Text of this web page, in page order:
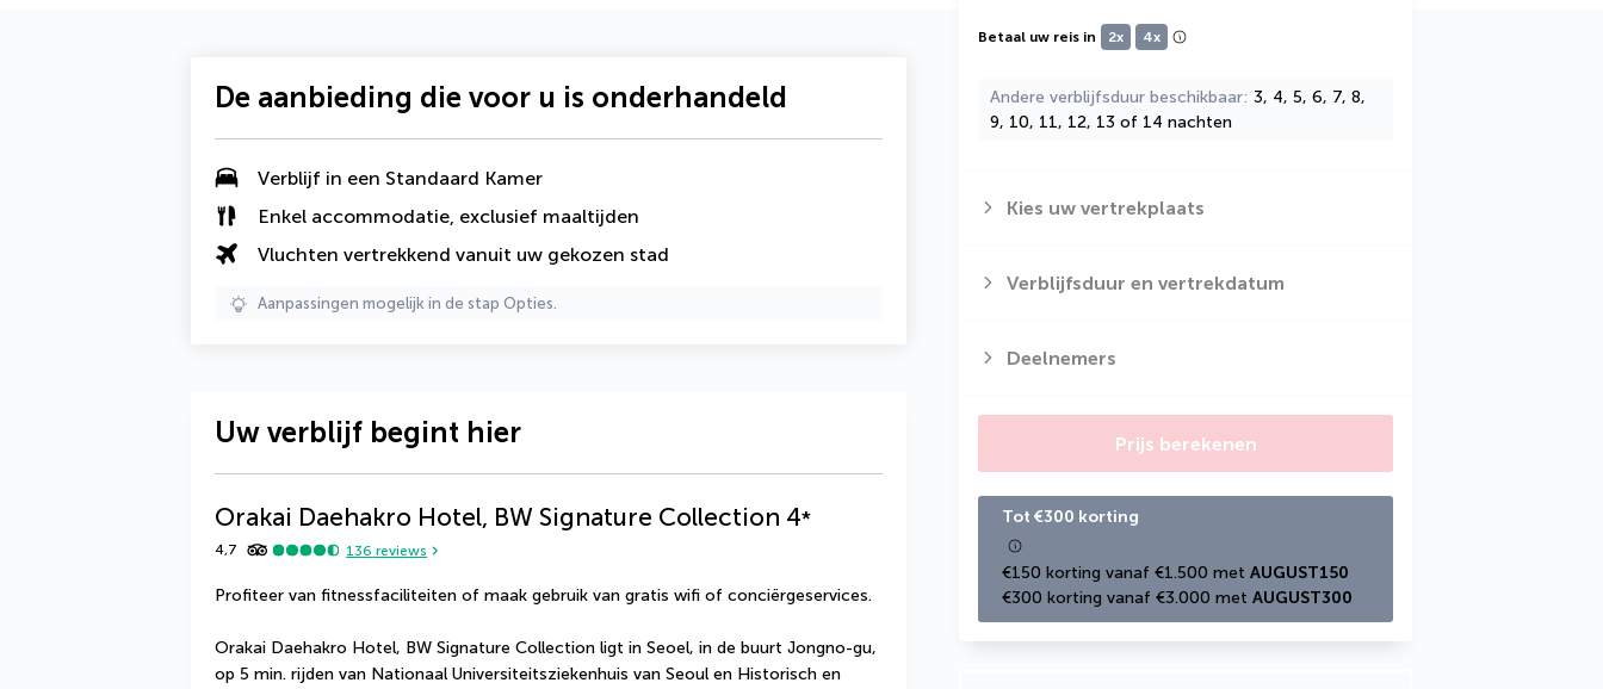
Betaal uw reis in 2x 4x
Andere verblijfsduur beschikbaar 3, 4, 5, 6, 7, 8,
9, 10, 11, 12, 13 of 14 nachten
Kies uw vertrekplaats
Verblijfsduur en vertrekdatum
Deelnemers
Prijs berekenen
Tot €300 korting
€150 korting vanaf €1.500 met AUGUST150
€300 korting vanaf €3.000 met AUGUST300
De aanbieding die voor u is onderhandeld
Verblijf in een Standaard Kamer
Enkel accommodatie, exclusief maaltijden
Vluchten vertrekkend vanuit uw gekozen stad
Aanpassingen mogelijk in de stap Opties.
Uw verblijf begint hier
Orakai Daehakro Hotel, BW Signature Collection 4*
4,7 136 reviews
Profiteer van fitnessfaciliteiten of maak gebruik van gratis wifi of conciërgeservices.
Orakai Daehakro Hotel, BW Signature Collection ligt in Seoel, in de buurt Jongno-gu,
op 5 min. rijden van Nationaal Universiteitsziekenhuis van Seoul en Historisch en